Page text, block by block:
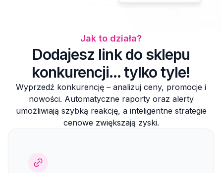
Jak to działa?
Dodajesz link do sklepu
konkurencji... tylko tyle!
Wyprzedź konkurencję – analizuj ceny, promocje i
nowości. Automatyczne raporty oraz alerty
umożliwiają szybką reakcję, a inteligentne strategie
cenowe zwiększają zyski.